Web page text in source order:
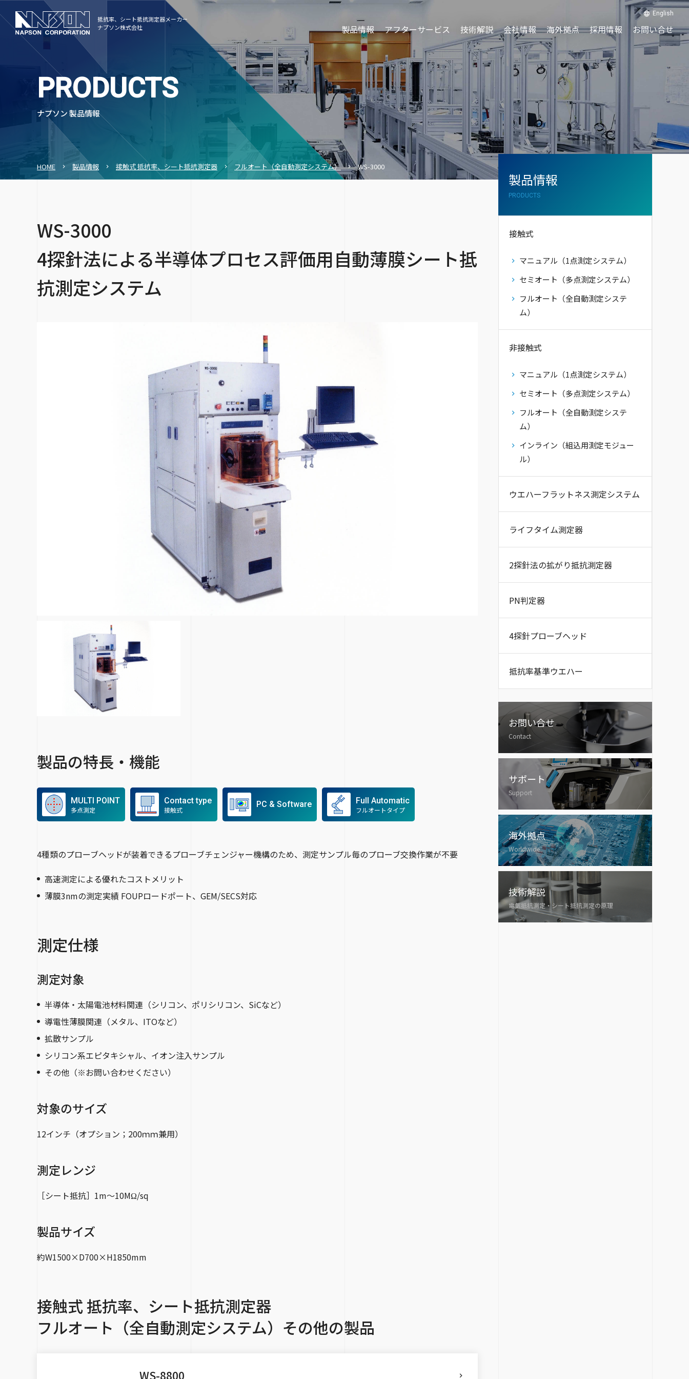
抵抗率、シート抵抗測定器メーカー
ナプソン株式会社
English
製品情報 アフターサービス 技術解説 会社情報 海外拠点 採用情報 お問い合せ
PRODUCTS
ナプソン 製品情報
HOME 製品情報 接触式 抵抗率、シート抵抗測定器 フルオート（全自動測定システム） WS-3000
WS-3000
4探針法による半導体プロセス評価用自動薄膜シート抵
抗測定システム
製品の特長・機能
MULTI POINT
多点測定
Contact type
接触式
PC & Software Full Automatic
フルオートタイプ
4種類のプローブヘッドが装着できるプローブチェンジャー機構のため、測定サンプル毎のプローブ交換作業が不要
高速測定による優れたコストメリット
薄膜3nmの測定実績 FOUPロードポート、GEM/SECS対応
測定仕様
測定対象
半導体・太陽電池材料関連（シリコン、ポリシリコン、SiCなど）
導電性薄膜関連（メタル、ITOなど）
拡散サンプル
シリコン系エピタキシャル、イオン注入サンプル
その他（※お問い合わせください）
対象のサイズ
12インチ（オプション；200ｍｍ兼用）
測定レンジ
［シート抵抗］1m～10MΩ/sq
製品サイズ
約W1500×D700×H1850mm
接触式 抵抗率、シート抵抗測定器
フルオート（全自動測定システム）その他の製品
WS-8800
製品情報
PRODUCTS
接触式
マニュアル（1点測定システム）
セミオート（多点測定システム）
フルオート（全自動測定システ
ム）
非接触式
マニュアル（1点測定システム）
セミオート（多点測定システム）
フルオート（全自動測定システ
ム）
インライン（組込用測定モジュー
ル）
ウエハーフラットネス測定システム
ライフタイム測定器
2探針法の拡がり抵抗測定器
PN判定器
4探針プローブヘッド
抵抗率基準ウエハー
お問い合せ
Contact
サポート
Support
海外拠点
Worldwide
技術解説
電気抵抗測定・シート抵抗測定の原理